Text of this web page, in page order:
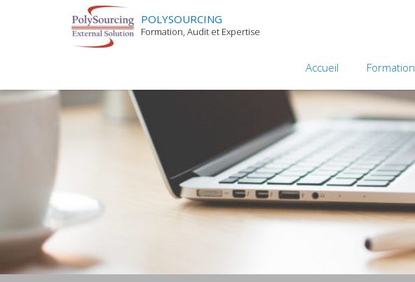
POLYSOURCING
Formation, Audit et Expertise
Accueil Formation